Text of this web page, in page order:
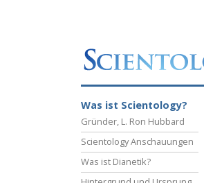
Was ist Scientology?
Gründer, L. Ron Hubbard
Scientology Anschauungen
Was ist Dianetik?